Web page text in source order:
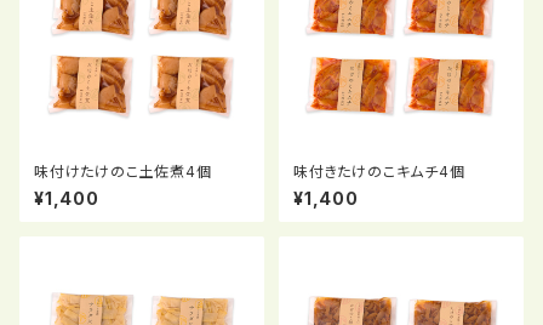
味付けたけのこ土佐煮4個
¥1,400
味付きたけのこキムチ4個
¥1,400